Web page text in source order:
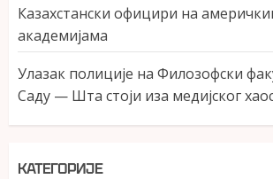
Казахстански официри на
академијама
Улазак полиције на Филозофски
Саду — Шта стоји иза медијског
КАТЕГОРИЈЕ